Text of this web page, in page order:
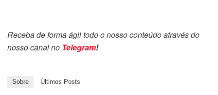
Receba de forma ágil todo o nosso conteúdo através do
nosso canal no Telegram!
Sobre Últimos Posts